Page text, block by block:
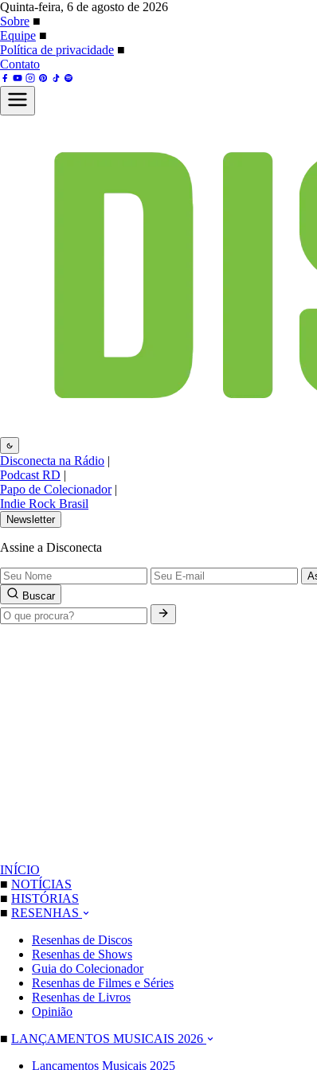
Quinta-feira, 6 de agosto de 2026
Sobre ■
Equipe ■
Política de privacidade ■
Contato
Disconecta na Rádio |
Podcast RD |
Papo de Colecionador |
Indie Rock Brasil
Newsletter
Assine a Disconecta
Buscar
INÍCIO
■ NOTÍCIAS
■ HISTÓRIAS
■ RESENHAS
Resenhas de Discos
Resenhas de Shows
Guia do Colecionador
Resenhas de Filmes e Séries
Resenhas de Livros
Opinião
■ LANÇAMENTOS MUSICAIS 2026
Lançamentos Musicais 2025